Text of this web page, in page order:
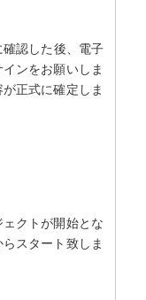
認した後、電子
ンをお願いしま
正式に確定しま
クトが開始とな
スタート致しま